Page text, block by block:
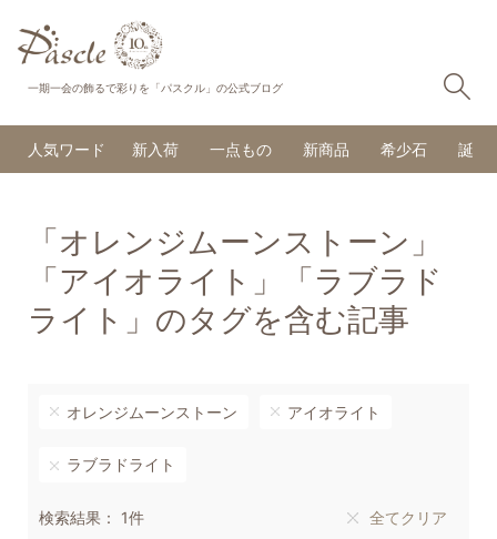
一期一会の飾るで彩りを「パスクル」の公式ブログ
人気ワード 新入荷 一点もの 新商品 希少石 誕生
「オレンジムーンストーン」
「アイオライト」「ラブラド
ライト」のタグを含む記事
オレンジムーンストーン アイオライト
ラブラドライト
検索結果： 1件 全てクリア